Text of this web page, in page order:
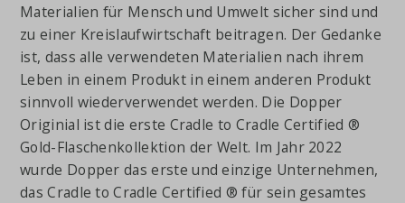
Materialien für Mensch und Umwelt sicher sind und
zu einer Kreislaufwirtschaft beitragen. Der Gedanke
ist, dass alle verwendeten Materialien nach ihrem
Leben in einem Produkt in einem anderen Produkt
sinnvoll wiederverwendet werden. Die Dopper
Originial ist die erste Cradle to Cradle Certified ®
Gold-Flaschenkollektion der Welt. Im Jahr 2022
wurde Dopper das erste und einzige Unternehmen,
das Cradle to Cradle Certified ® für sein gesamtes